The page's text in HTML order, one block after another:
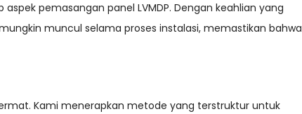
pemasangan panel LVMDP. Dengan keahlian yang
muncul selama proses instalasi, memastikan bahwa
Kami menerapkan metode yang terstruktur untuk